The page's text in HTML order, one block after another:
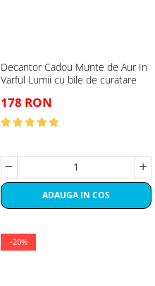
Decantor Cadou Munte de Aur In
Varful Lumii cu bile de curatare
178 RON
ADAUGA IN COS
-20%